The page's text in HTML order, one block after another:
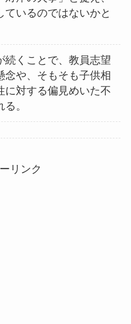
ているのではないかと
続くことで、教員志望
念や、そもそも子供相
に対する偏見めいた不
。
リンク